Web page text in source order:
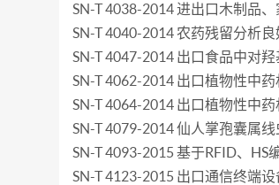
SN-T 4038-2014 进出口木制品
SN-T 4040-2014 农药残留分析
SN-T 4047-2014 出口食品中对
SN-T 4062-2014 出口植物性中
SN-T 4064-2014 出口植物性中
SN-T 4079-2014 仙人掌孢囊属
SN-T 4093-2015 基于RFID、
SN-T 4123-2015 出口通信终端